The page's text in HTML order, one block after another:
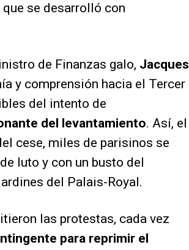
se desarrolló con
de Finanzas galo, Jacques
y comprensión hacia el Tercer
del intento de
del levantamiento. Así, el
cese, miles de parisinos se
luto y con un busto del
del Palais-Royal.
las protestas, cada vez
para reprimir el